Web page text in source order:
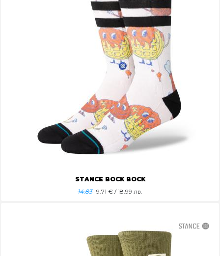
STANCE BOCK BOCK
14.83 9.71 € / 18.99 лв.